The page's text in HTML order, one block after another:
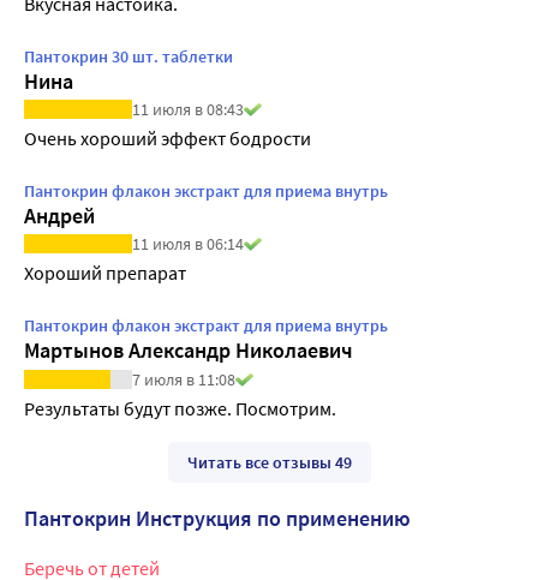
Пантокрин 30 шт. таблетки
Нина
11 июля в 08:43
Очень хороший эффект бодрости
Пантокрин флакон экстракт для приема внутрь
Андрей
11 июля в 06:14
Хороший препарат
Пантокрин флакон экстракт для приема внутрь
Мартынов Александр Николаевич
7 июля в 11:08
Результаты будут позже. Посмотрим.
Читать все отзывы 49
Пантокрин Инструкция по применению
Беречь от детей